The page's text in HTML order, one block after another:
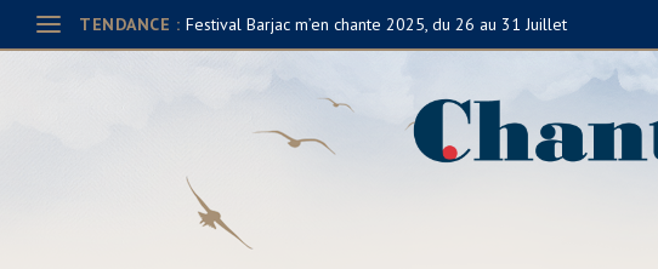
TENDANCE : Festival Barjac m’en chante 2025, du 26 au 31 Juillet